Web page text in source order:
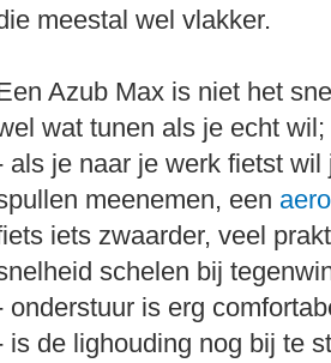
meestal wel vlakker.
Azub Max is niet het
wat tunen als je echt wil;
als je naar je werk fietst
meenemen, een
iets zwaarder, veel
schelen bij
onderstuur is erg
is de lighouding nog bij te